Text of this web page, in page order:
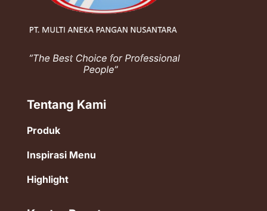
Tentang Kami
Produk
Inspirasi Menu
Highlight